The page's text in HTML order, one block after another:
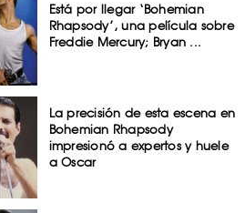
Está por llegar ‘Bohemian
Rhapsody’, una película sobre
Freddie Mercury; Bryan ...
La precisión de esta escena en
Bohemian Rhapsody
impresionó a expertos y huele
a Oscar